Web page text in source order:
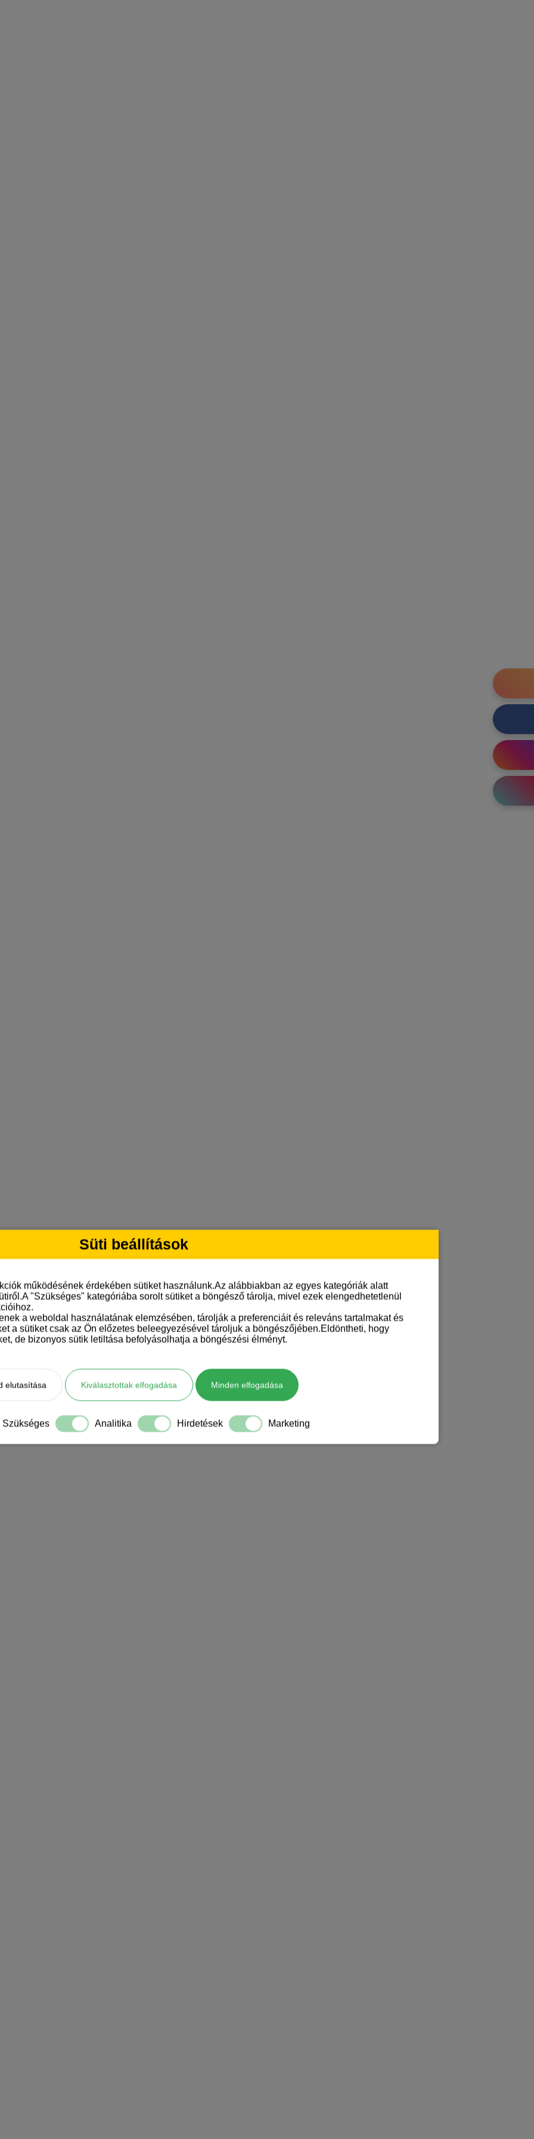
Süti beállítások
működésének érdekében sütiket használunk.Az alábbiakban az egyes kategóriák alatt
"Szükséges" kategóriába sorolt sütiket a böngésző tárolja, mivel ezek elengedhetetlenül
a weboldal használatának elemzésében, tárolják a preferenciáit és releváns tartalmakat és
a sütiket csak az Ön előzetes beleegyezésével tároljuk a böngészőjében.Eldöntheti, hogy
de bizonyos sütik letiltása befolyásolhatja a böngészési élményt.
elutasítása Kiválasztottak elfogadása Minden elfogadása
Szükséges Analitika Hirdetések Marketing